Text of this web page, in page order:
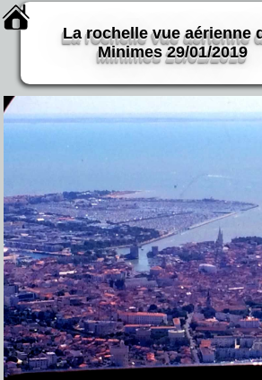
La rochelle vue aérienne
Minimes 29/01/2019